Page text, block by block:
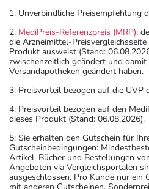
1: Unverbindliche Preisempfehlung
2: MediPreis-Referenzpreis (MRP):
die Arzneimittel-
Produkt ausweist (Stand:
zwischenzeitlich geändert und
Versandapotheken geändert haben.
3: Preisvorteil bezogen auf die UVP
4: Preisvorteil bezogen auf den
dieses Produkt (Stand: 06.08.2026).
5: Sie erhalten den Gutschein für
Gutscheinbedingungen:
Artikel, Bücher und Bestellungen
Angeboten via Vergleichsportalen
ausgeschlossen. Pro Kunde nur ein